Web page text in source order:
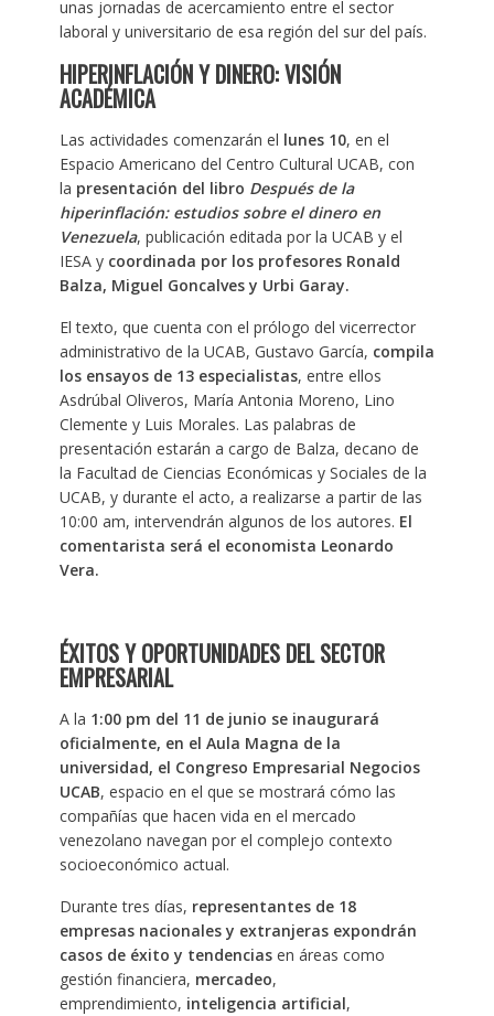
unas jornadas de acercamiento entre el sector
laboral y universitario de esa región del sur del país.
HIPERINFLACIÓN Y DINERO: VISIÓN
ACADÉMICA
Las actividades comenzarán el lunes 10, en el
Espacio Americano del Centro Cultural UCAB, con
la presentación del libro Después de la
hiperinflación: estudios sobre el dinero en
Venezuela, publicación editada por la UCAB y el
IESA y coordinada por los profesores Ronald
Balza, Miguel Goncalves y Urbi Garay.
El texto, que cuenta con el prólogo del vicerrector
administrativo de la UCAB, Gustavo García, compila
los ensayos de 13 especialistas, entre ellos
Asdrúbal Oliveros, María Antonia Moreno, Lino
Clemente y Luis Morales. Las palabras de
presentación estarán a cargo de Balza, decano de
la Facultad de Ciencias Económicas y Sociales de la
UCAB, y durante el acto, a realizarse a partir de las
10:00 am, intervendrán algunos de los autores. El
comentarista será el economista Leonardo
Vera.
ÉXITOS Y OPORTUNIDADES DEL SECTOR
EMPRESARIAL
A la 1:00 pm del 11 de junio se inaugurará
oficialmente, en el Aula Magna de la
universidad, el Congreso Empresarial Negocios
UCAB, espacio en el que se mostrará cómo las
compañías que hacen vida en el mercado
venezolano navegan por el complejo contexto
socioeconómico actual.
Durante tres días, representantes de 18
empresas nacionales y extranjeras expondrán
casos de éxito y tendenciasen áreas como
gestión financiera, mercadeo,
emprendimiento, inteligencia artificial,